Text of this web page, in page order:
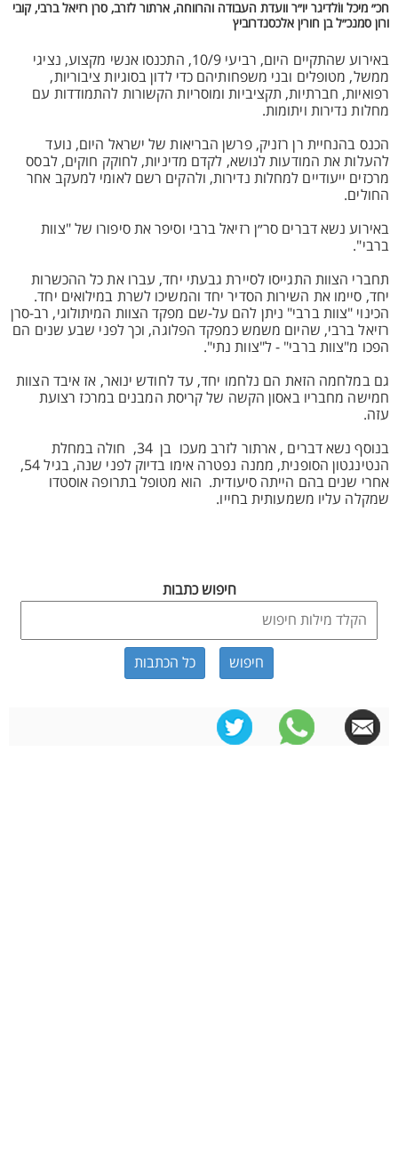
חכ״ מיכל ווֹלדיגר יו״ר וועדת העבודה והרווחה, ארתור לזרב, סרן רזיאל ברבי, קובי
ורון סמנכ״ל בן חורין אלכסנדרוביץ
באירוע שהתקיים היום, רביעי 10/9, התכנסו אנשי מקצוע, נציגי
ממשל, מטופלים ובני משפחותיהם כדי לדון בסוגיות ציבוריות,
רפואיות, חברתיות, תקציביות ומוסריות הקשורות להתמודדות עם
מחלות נדירות ויתומות.
הכנס בהנחיית רן רזניק, פרשן הבריאות של ישראל היום, נועד
להעלות את המודעות לנושא, לקדם מדיניות, לחוקק חוקים, לבסס
מרכזים ייעודיים למחלות נדירות, ולהקים רשם לאומי למעקב אחר
החולים.
באירוע נשא דברים סר״ן רזיאל ברבי וסיפר את סיפורו של "צוות
ברבי".
תחברי הצוות התגייסו לסיירת גבעתי יחד, עברו את כל ההכשרות
יחד, סיימו את השירות הסדיר יחד והמשיכו לשרת במילואים יחד.
הכינוי "צוות ברבי" ניתן להם על-שם מפקד הצוות המיתולוגי, רב-סרן
רזיאל ברבי, שהיום משמש כמפקד הפלוגה, וכך לפני שבע שנים הם
הפכו מ"צוות ברבי" - ל"צוות נתי".
גם במלחמה הזאת הם נלחמו יחד, עד לחודש ינואר, אז איבד הצוות
חמישה מחבריו באסון הקשה של קריסת המבנים במרכז רצועת
עזה.
בנוסף נשא דברים , ארתור לזרב מעכו בן 34, חולה במחלת
הנטינגטון הסופנית, ממנה נפטרה אימו בדיוק לפני שנה, בגיל 54,
אחרי שנים בהם הייתה סיעודית. הוא מטופל בתרופה אוסטדו
שמקלה עליו משמעותית בחייו.
חיפוש כתבות
כל הכתבות